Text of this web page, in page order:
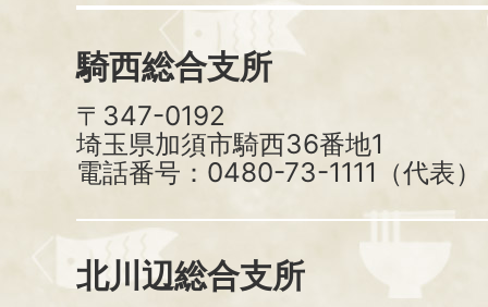
騎西総合支所
〒347-0192
埼玉県加須市騎西36番地1
電話番号：0480-73-1111（代表）
北川辺総合支所